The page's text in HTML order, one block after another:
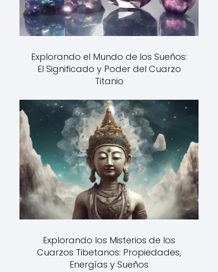
Explorando el Mundo de los Sueños:
El Significado y Poder del Cuarzo
Titanio
Explorando los Misterios de los
Cuarzos Tibetanos: Propiedades,
Energías y Sueños